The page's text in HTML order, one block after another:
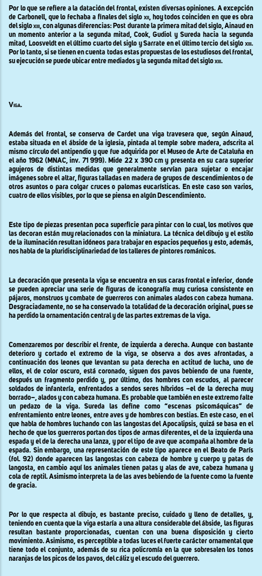
Por lo que se refiere a la datación del frontal, existen diversas opiniones. A excepción
de Carbonell, que lo fechaba a finales del siglo xii, hoy todos coinciden en que es obra
del sigloxiii, con algunas diferencias: Post durante la primera mitad del siglo, Ainaud en
un momento anterior a la segunda mitad, Cook, Gudiol y Sureda hacia la segunda
mitad, Loosveldt en el último cuarto del siglo y Sarrate en el último tercio del siglo xiii.
Por lo tanto, si se tienen en cuenta todas estas propuestas de los estudiosos del frontal,
su ejecución se puede ubicar entre mediados y la segunda mitad del sigloxiii.
Viga.
Además del frontal, se conserva de Cardet una viga travesera que, según Ainaud,
estaba situada en el ábside de la iglesia, pintada al temple sobre madera, adscrita al
mismo círculo del antipendio y que fue adquirida por el Museo de Arte de Cataluña en
el año 1962 (MNAC, inv. 71 999). Mide 22 x 390 cmy presenta en su cara superior
agujeros de distintas medidas que generalmente servían para sujetar o encajar
imágenes sobre el altar, figuras talladas en madera de grupos de descendimientos o de
otros asuntos o para colgar cruces o palomas eucarísticas. En este caso son varios,
cuatro de ellos visibles, por lo que se piensa en algún Descendimiento.
Este tipo de piezas presentan poca superficie para pintar con lo cual, los motivos que
las decoran están muy relacionados con la miniatura. La técnica del dibujo y el estilo
de la iluminación resultan idóneos para trabajar en espacios pequeños y esto, además,
nos habla de la pluridisciplinariedad de los talleres de pintores románicos.
La decoración que presenta la viga se encuentra en sus caras frontal e inferior, donde
se pueden apreciar una serie de figuras de iconografía muy curiosa consistente en
pájaros, monstruos y combate de guerreros con animales alados con cabeza humana.
Desgraciadamente, no se ha conservado la totalidad de la decoración original, pues se
ha perdido la ornamentación central y de las partes extremas de la viga.
Comenzaremos por describir el frente, de izquierda a derecha. Aunque con bastante
deterioro y cortado el extremo de la viga, se observa a dos aves afrontadas, a
continuación dos leones que levantan su pata derecha en actitud de lucha, uno de
ellos, el de color oscuro, está coronado, siguen dos pavos bebiendo de una fuente,
después un fragmento perdido y, por último, dos hombres con escudos, al parecer
soldados de infantería, enfrentados a sendos seres híbridos –el de la derecha muy
borrado–, alados y con cabeza humana. Es probable que también en este extremo falte
un pedazo de la viga. Sureda las define como “escenas psicomáquicas” de
enfrentamiento entre leones, entre aves y de hombres con bestias. En este caso, en el
que habla de hombres luchando con las langostas del Apocalipsis, quizá se basa en el
hecho de que los guerreros portan dos tipos de armas diferentes, el de la izquierda una
espada y el de la derecha una lanza, y por el tipo de ave que acompaña al hombre dela
espada. Sinembargo, una representación de este tipo aparece en el Beato de París
(fol. 92) donde aparecen las langostas con cabeza de hombre y cuerpo y patas de
langosta, en cambio aquí los animales tienen patas y alas de ave, cabeza humana y
cola de reptil. Asimismo interpreta la de las aves bebiendo de la fuente como la fuente
de gracia.
Por lo que respecta al dibujo, es bastante preciso, cuidado y lleno de detalles, y,
teniendo en cuenta que la viga estaría a una altura considerable del ábside, las figuras
resultan bastante proporcionadas, cuentan con una buena disposición y cierto
movimiento. Asimismo, es perceptible a todas luces el fuerte carácter ornamental que
tiene todo el conjunto, además de su rica policromía en la que sobresalen los tonos
naranjas de los picos de los pavos, del cáliz y el escudo del guerrero.